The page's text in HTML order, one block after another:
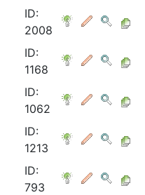
ID:
2008
ID:
1168
ID:
1062
ID:
1213
ID:
793